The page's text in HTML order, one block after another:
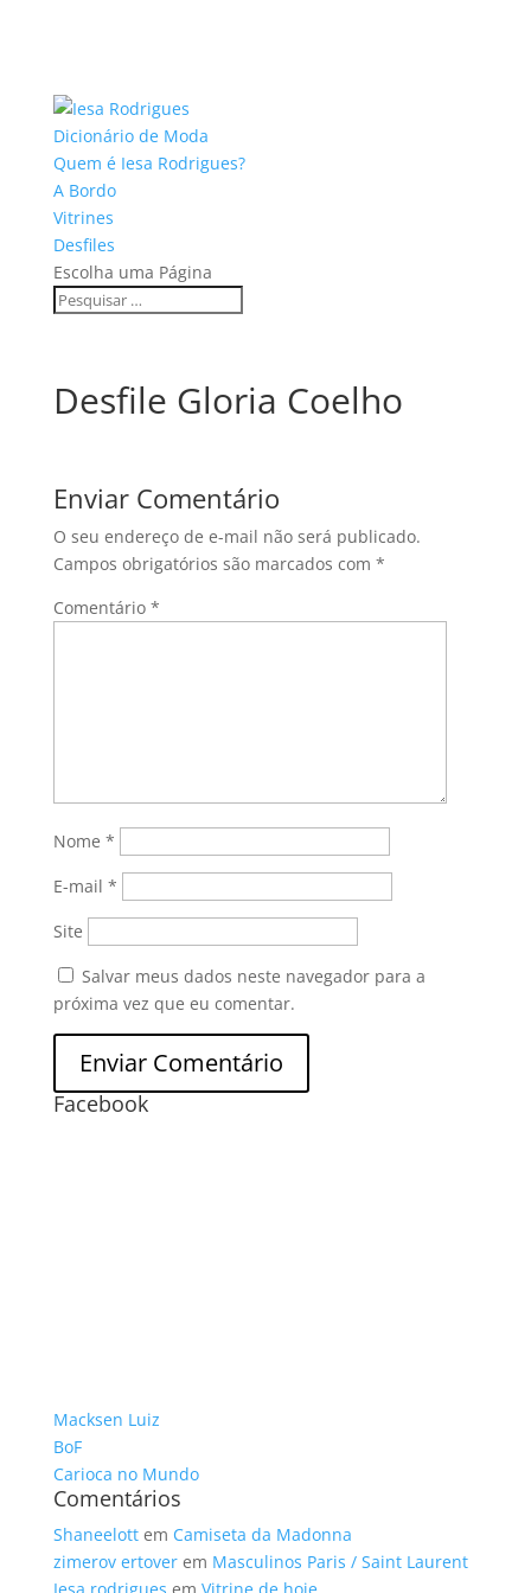
Dicionário de Moda
Quem é Iesa Rodrigues?
A Bordo
Vitrines
Desfiles
Escolha uma Página
Desfile Gloria Coelho
Enviar Comentário
O seu endereço de e-mail não será publicado.
Campos obrigatórios são marcados com *
Comentário *
Nome *
E-mail *
Site
Salvar meus dados neste navegador para a
próxima vez que eu comentar.
Facebook
Macksen Luiz
BoF
Carioca no Mundo
Comentários
Shaneelottem Camiseta da Madonna
zimerov ertoverem Masculinos Paris / Saint Laurent